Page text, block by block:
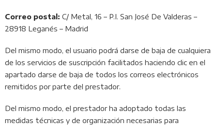
Correo postal: C/ Metal, 16 – P.I. San José De Valderas –
28918 Leganés – Madrid
Del mismo modo, el usuario podrá darse de baja de cualquiera
de los servicios de suscripción facilitados haciendo clic en el
apartado darse de baja de todos los correos electrónicos
remitidos por parte del prestador.
Del mismo modo, el prestador ha adoptado todas las
medidas técnicas y de organización necesarias para